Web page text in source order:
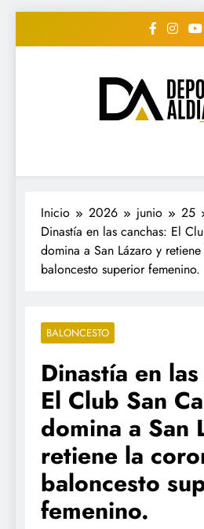
•
Digital"
#deportealdiard
Inicio 2026 junio
25
Dinastía en las canchas: El
domina a San Lázaro y
baloncesto superior femenino.
BALONCESTO
Dinastía en
El Club San
domina a San
retiene la
baloncesto
femenino.